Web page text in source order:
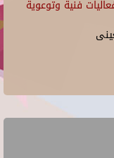
فنية وتوعوية